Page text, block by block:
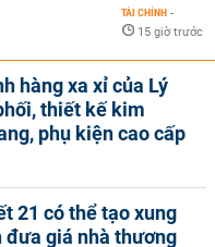
TÀI CHÍNH -
15 giờ trước
hàng xa xỉ của Lý
thiết kế kim
phụ kiện cao cấp
21 có thể tạo xung
đưa giá nhà thương